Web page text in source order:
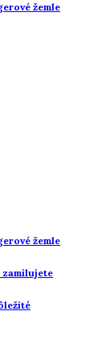
žemle
žemle
zamilujete